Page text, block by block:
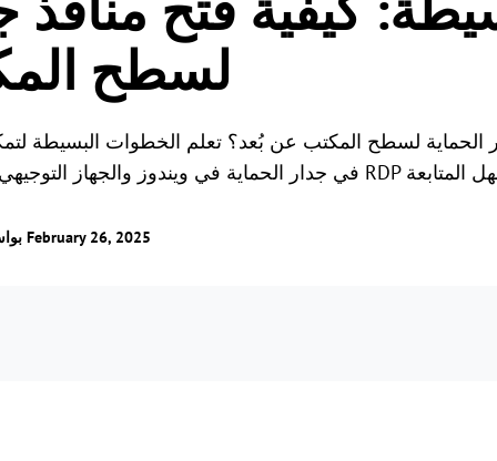
الألعاب عن بُعد
اتصل بالألعاب من أي مكانلسطح
الحماية لسطح المكتب عن بُعد؟ تعلم الخطوات البسيطة
/ تم التحديث في February 26, 2025